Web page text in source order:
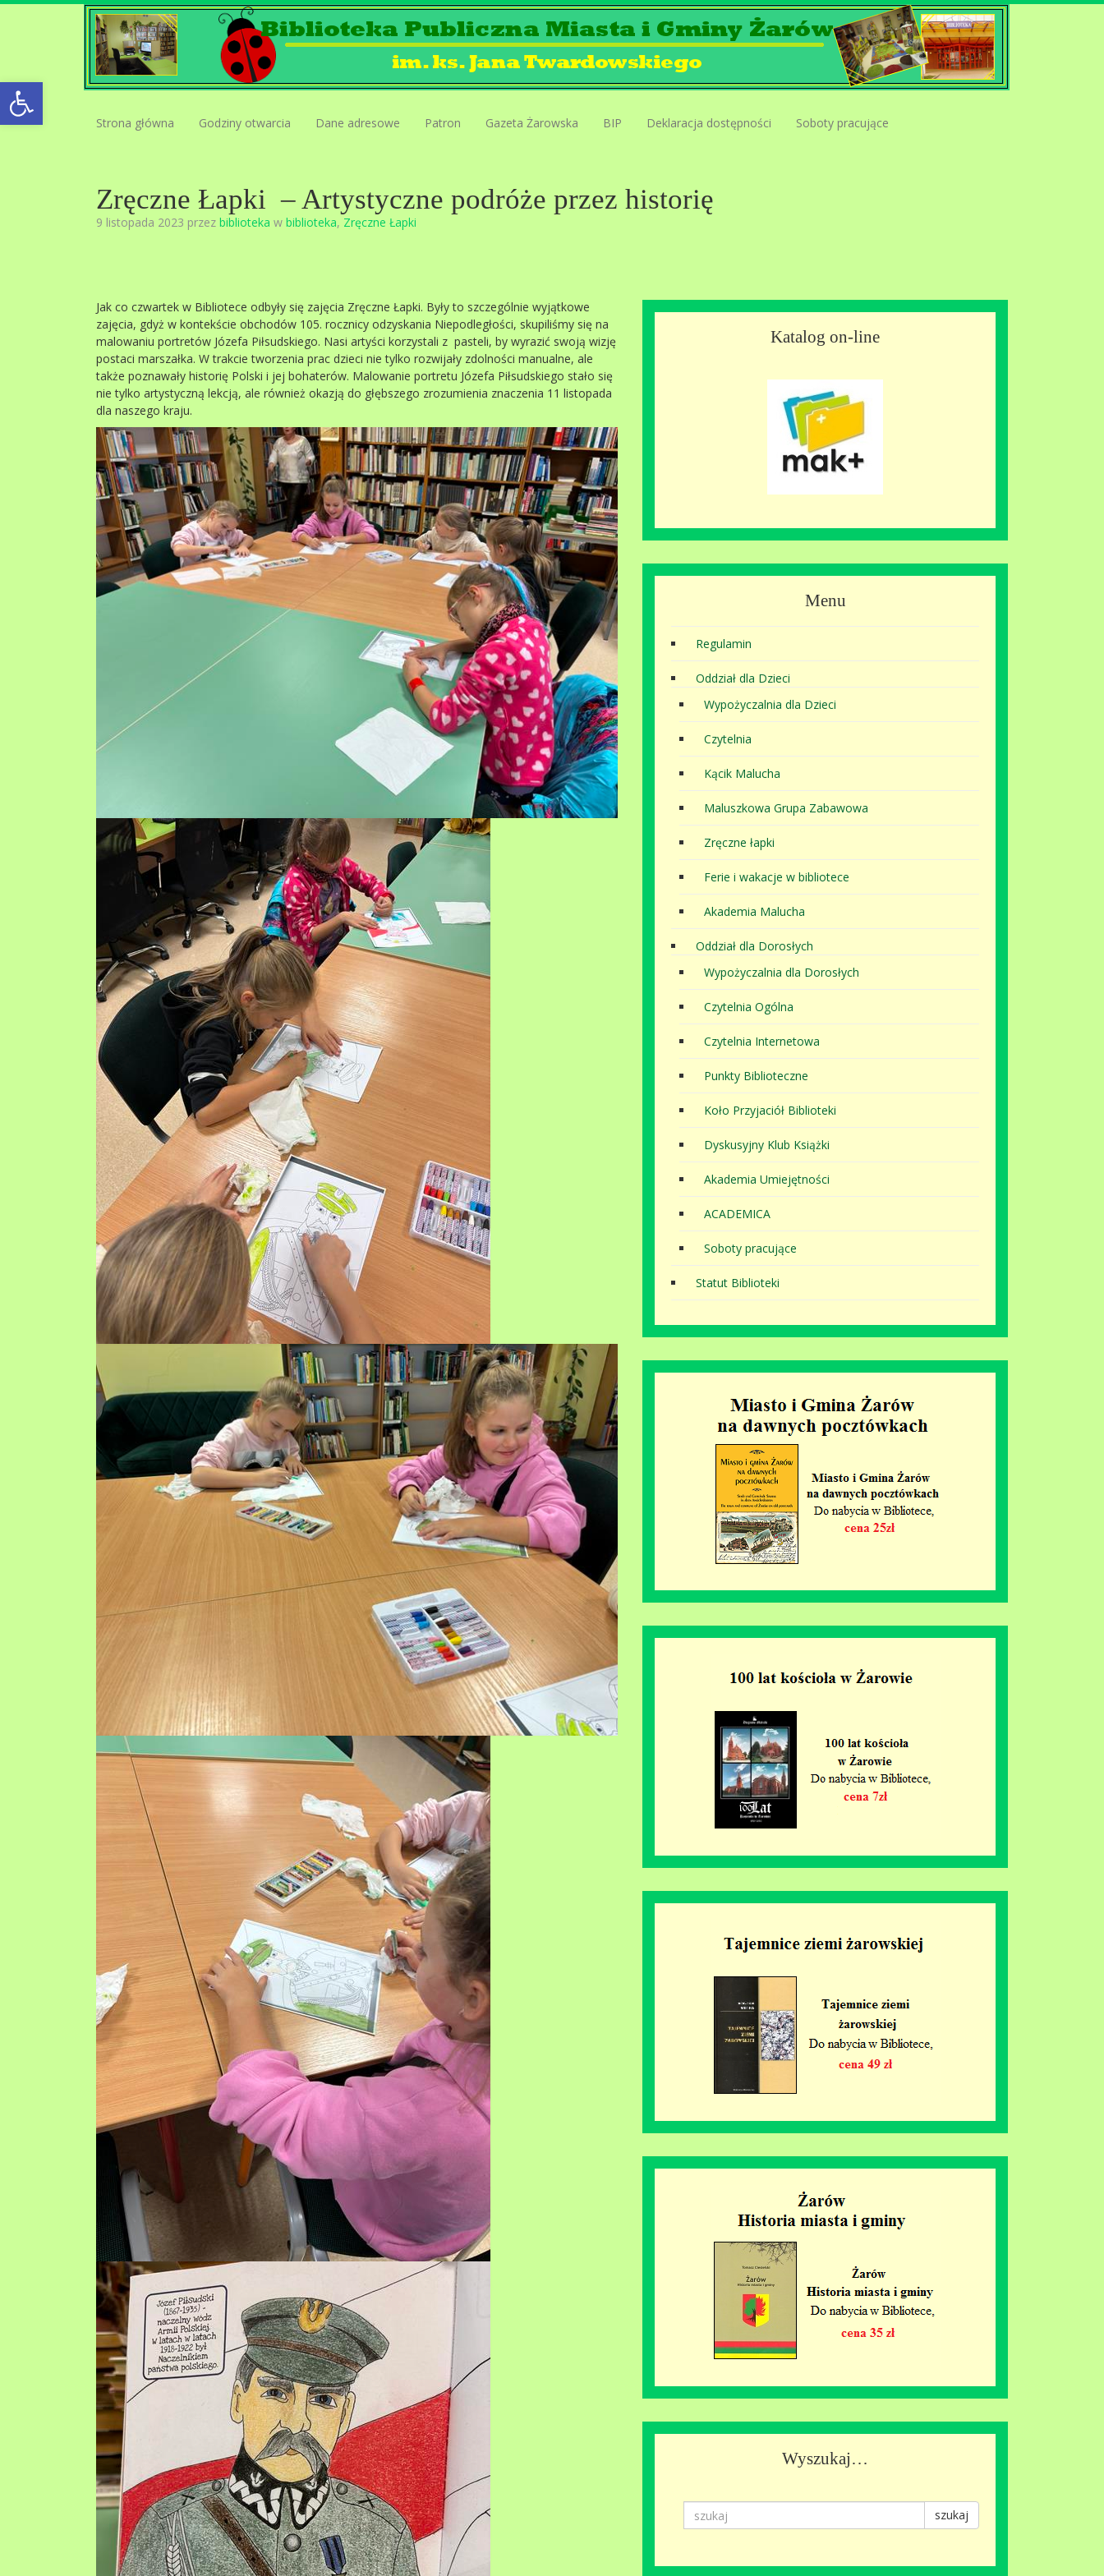
Open toolbar
Strona główna Godziny otwarcia Dane adresowe Patron Gazeta Żarowska BIP Deklaracja dostępności Soboty pracujące
Zręczne Łapki – Artystyczne podróże przez historię
9 listopada 2023 przez biblioteka w biblioteka, Zręczne Łapki
Jak co czwartek w Bibliotece odbyły się zajęcia Zręczne Łapki. Były to szczególnie wyjątkowe
zajęcia, gdyż w kontekście obchodów 105. rocznicy odzyskania Niepodległości, skupiliśmy się na
malowaniu portretów Józefa Piłsudskiego. Nasi artyści korzystali z pasteli, by wyrazić swoją wizję
postaci marszałka. W trakcie tworzenia prac dzieci nie tylko rozwijały zdolności manualne, ale
także poznawały historię Polski i jej bohaterów. Malowanie portretu Józefa Piłsudskiego stało się
nie tylko artystyczną lekcją, ale również okazją do głębszego zrozumienia znaczenia 11 listopada
dla naszego kraju.
Katalog on-line
Menu
Regulamin
Oddział dla Dzieci
Wypożyczalnia dla Dzieci
Czytelnia
Kącik Malucha
Maluszkowa Grupa Zabawowa
Zręczne łapki
Ferie i wakacje w bibliotece
Akademia Malucha
Oddział dla Dorosłych
Wypożyczalnia dla Dorosłych
Czytelnia Ogólna
Czytelnia Internetowa
Punkty Biblioteczne
Koło Przyjaciół Biblioteki
Dyskusyjny Klub Książki
Akademia Umiejętności
ACADEMICA
Soboty pracujące
Statut Biblioteki
Wyszukaj…
szukaj